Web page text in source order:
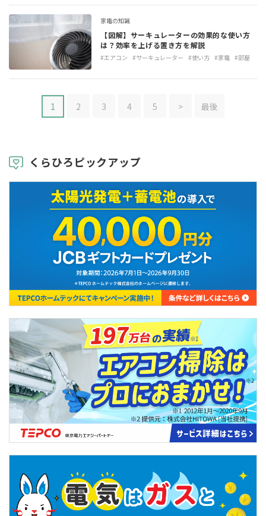
家電の知識
【図解】サーキュレーターの効果的な使い方
は？効率を上げる置き方を解説
#エアコン #サーキュレーター #使い方 #家電 #部屋
1 2 3 4 5 > 最後
くらひろピックアップ